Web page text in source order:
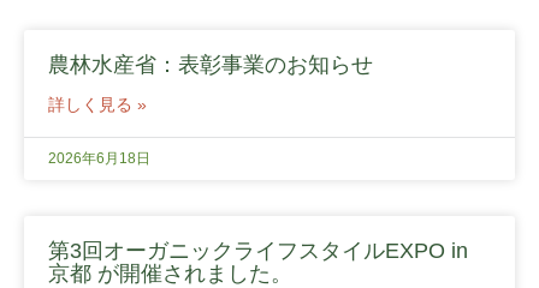
農林水産省：表彰事業のお知らせ
詳しく見る »
2026年6月18日
第3回オーガニックライフスタイルEXPO in
京都 が開催されました。